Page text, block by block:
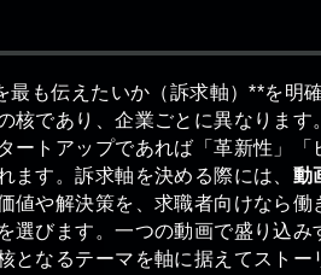
最も伝えたいか（訴求軸）**を明
核であり、企業ごとに異なりま
ートアップであれば「革新性」
ます。訴求軸を決める際には、 動
値や解決策を、求職者向けなら
選びます。一つの動画で盛り込
核となるテーマを軸に据えてスト